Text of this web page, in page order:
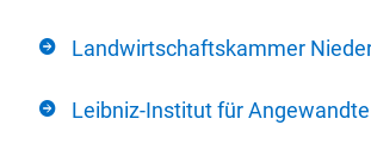
Landwirtschaftskammer
Leibniz-Institut für